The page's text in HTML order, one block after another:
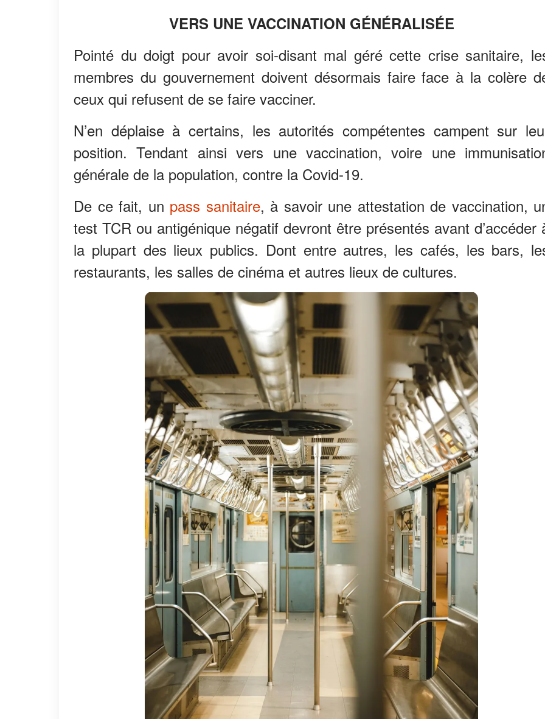
VERS UNE VACCINATION GÉNÉRALISÉE
Pointé du doigt pour avoir soi-disant mal géré cette crise sanitaire,
membres du gouvernement doivent désormais faire face à la colère
ceux qui refusent de se faire vacciner.
N’en déplaise à certains, les autorités compétentes campent sur
position. Tendant ainsi vers une vaccination, voire une
générale de la population, contre la Covid-19.
De ce fait, un pass sanitaire, à savoir une attestation de vaccination,
test TCR ou antigénique négatif devront être présentés avant d’accéder
la plupart des lieux publics. Dont entre autres, les cafés, les bars,
restaurants, les salles de cinéma et autres lieux de cultures.